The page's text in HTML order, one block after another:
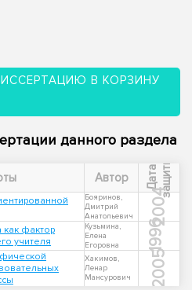
В КОРЗИНУ
данного раздела
Автор Д
а
т
а
з
а
щ
и
ты
Бояринов,
Дмитрий
Анатольевич
2004
как фактор
учителя
Кузьмина,
Елена
Егоровна
1996
Хакимов,
Ленар
Мансурович
2005